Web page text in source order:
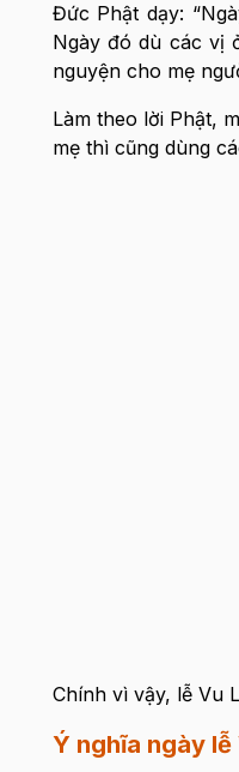
Đức Phật dạy:
Ngày đó dù các vị
nguyện cho mẹ
Làm theo lời Phật,
mẹ thì cũng dùng
Chính vì vậy, lễ Vu
Ý nghĩa ngày lễ